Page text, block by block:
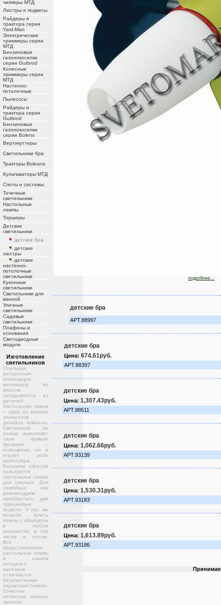
чипперы МТД
Люстры и подвесы
Райдеры и
трактора серии
Yard-Man
Электрические
триммеры серии
МТД
Бензиновые
газонокосилки
серии Gutbrod
Колесные
триммеры серии
МТД
Настенно-
потолочные
Пылесосы
Райдеры и
трактора серии
Gutbrod
Бензиновые
газонокосилки
серии Bolens
Вертикуттеры
Светильники бра
Тракторы Boleans
Культиваторы МТД
Споты и системы
Точечные
светильники
Настольные
лампы
Торшеры
Детские
светильники
детские бра
детские
люстры
детские
настенно-
потолочные
светильники
Кухонные
светильники
Светильники для
ванной
Уличные
светильники
Садовые
светильники
Плафоны и
основания
Светодиодные
модули
Изготовление
светильников
Стильная,
интересная
композиция
интерьера во
многом
складывается из
деталей.
Настольная лампа
– один из важных
элементов
дизайна комнаты.
Светильник не
только выполняет
свою прямую
функцию –
освещение, но и
играет роль
аксессуара.
Большим спросом
пользуются
настольные лампы
для спальни. Для
семейных пар
рекомендуем
приобретать две
одинаковые
модели. У нас вы
можете купить
лампы с абажуром
в любом
количестве, в том
числе и оптом.
Все
представленные
настольные лампы
в нашем
интернет-
магазине
отличаются
безупречными
характеристиками.
Отметим
несколько важных
пунктов:
подробнее...
детские бра
АРТ.88997
детские бра
Цена: 674.61руб.
АРТ.88397
детские бра
Цена: 1,307.43руб.
АРТ.88511
детские бра
Цена: 1,062.66руб.
АРТ.93139
детские бра
Цена: 1,530.31руб.
АРТ.93183
детские бра
Цена: 1,613.89руб.
АРТ.93186